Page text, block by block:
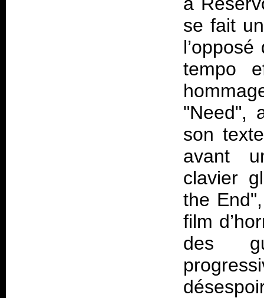
se fait
tempo
"Need",
son
avant
clavier
the
film
des